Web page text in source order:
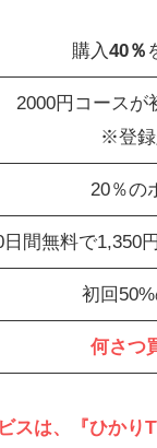
購入 40％
2000円コースが
※登録
20％の
日間無料で1,350
初回
何さつ
は、『ひかり